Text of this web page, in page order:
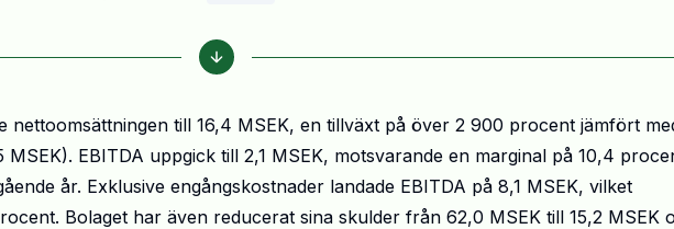
nettoomsättningen till 16,4 MSEK, en tillväxt på över 2 900 procent jämfört
EBITDA uppgick till 2,1 MSEK, motsvarande en marginal på 10,4
år. Exklusive engångskostnader landade EBITDA på 8,1 MSEK, vilket
Bolaget har även reducerat sina skulder från 62,0 MSEK till 15,2 MSEK